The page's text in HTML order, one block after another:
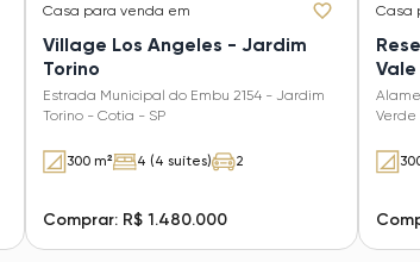
Casa para venda em
Village Los Angeles - Jardim
Torino
Estrada Municipal do Embu 2154 - Jardim
Torino - Cotia - SP
300 m² 4 (4 suítes) 2
Comprar: R$ 1.480.000
Casa
Verde